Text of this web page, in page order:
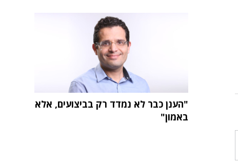
"הענן כבר לא נמדד רק בביצועים, אלא
באמון"